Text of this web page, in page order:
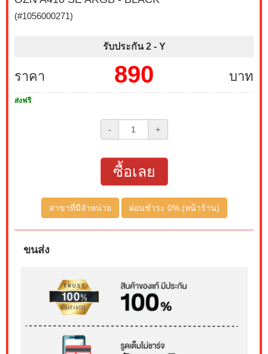
(#1056000271)
รับประกัน 2 - Y
ราคา บาท
890
ส่งฟรี
- +
ซื้อเลย
สาขาที่มีจำหน่าย ผ่อนชำระ 0% (หน้าร้าน)
ขนส่ง